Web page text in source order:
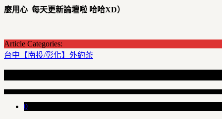
麼用心 每天更新論壇啦 哈哈XD）
Article Categories:
台中【南投/彰化】外約茶
0